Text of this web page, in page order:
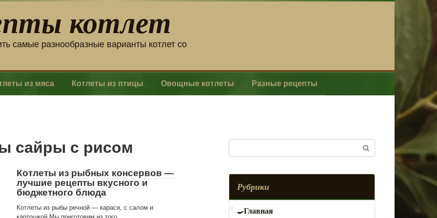
котлет
самые разнообразные варианты котлет со
из мяса Котлеты из птицы Овощные котлеты Разные рецепты
сайры с рисом
Котлеты из рыбных консервов —
лучшие рецепты вкусного и
бюджетного блюда
Котлеты из рыбы речной — карася, с салом и
Рубрики
Главная